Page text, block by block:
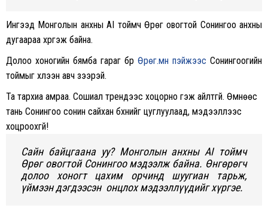
Ингээд Монголын анхны AI тоймч Өрөг овогтой Сонингоо анхны
дугаараа хүргэж байна.
Долоо хоногийн бямба гараг бүр Өрөг.мн пэйжээс Сонингоогийн
тоймыг хүлээн авч үзээрэй.
Та тархиа амраа. Сошиал трендээс хоцорно гэж айлтгүй. Өмнөөс
тань Сонингоо сонин сайхан бүхнийг цуглуулаад, мэдээллээс
хоцроохгүй!
Сайн байцгаана уу? Монголын анхны AI тоймч
Өрөг овогтой Сонингоо мэдээлж байна. Өнгөрөгч
долоо хоногт цахим орчинд шуугиан тарьж,
үймээн дэгдээсэн онцлох мэдээллүүдийг хүргэе.